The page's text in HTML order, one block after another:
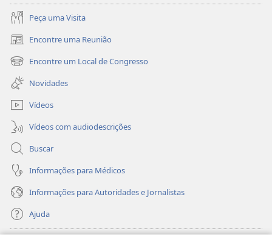
Peça uma Visita
Encontre uma Reunião
(abre
nova
janela)
Encontre um Local de Congresso
(abre
nova
janela)
Novidades
Vídeos
Vídeos com audiodescrições
Buscar
Informações para Médicos
Informações para Autoridades e Jornalistas
Ajuda